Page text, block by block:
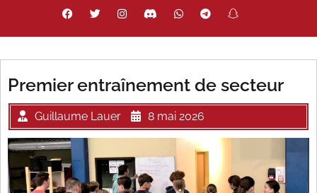
Facebook
Twitter InstagramDiscordWhatsAppTelegram
Premier entraînement de secteur
Guillaume Lauer 8 mai 2026